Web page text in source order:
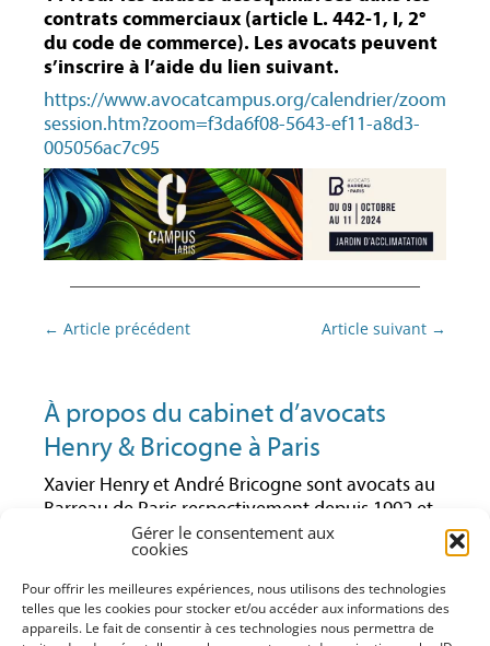
Gérer le consentement aux
cookies
Pour offrir les meilleures expériences, nous utilisons des technologies
telles que les cookies pour stocker et/ou accéder aux informations des
appareils. Le fait de consentir à ces technologies nous permettra de
contrats commerciaux (article L. 442-1, I, 2°
du code de commerce). Les avocats peuvent
s’inscrire à l’aide du lien suivant.
https://www.avocatcampus.org/calendrier/zoom
session.htm?zoom=f3da6f08-5643-ef11-a8d3-
005056ac7c95
Navigation
← Article précédent Article suivant →
À propos du cabinet d’avocats
Henry & Bricogne à Paris
Xavier Henry et André Bricogne sont avocats au
Barreau de Paris respectivement depuis 1992 et
1997. Ils ont toujours exercé leur activité en droit
des affaires et notamment en droit économique.
Ayant travaillé ensemble pendant plusieurs
années au sein du même cabinet, ils ont décidé
de poursuivre leur activité en créant leur propre